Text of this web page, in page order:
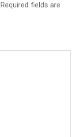
Required fields are